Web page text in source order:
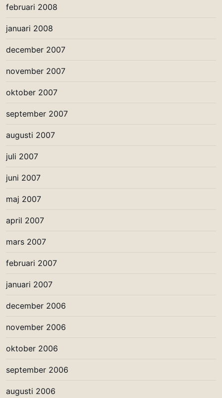
februari 2008
januari 2008
december 2007
november 2007
oktober 2007
september 2007
augusti 2007
juli 2007
juni 2007
maj 2007
april 2007
mars 2007
februari 2007
januari 2007
december 2006
november 2006
oktober 2006
september 2006
augusti 2006